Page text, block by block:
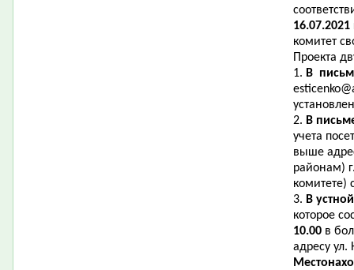
комитет
Проекта
1. В
2. В
учета
выше
районам)
комитете)
3. В
которое
10.00 в
адресу ул.